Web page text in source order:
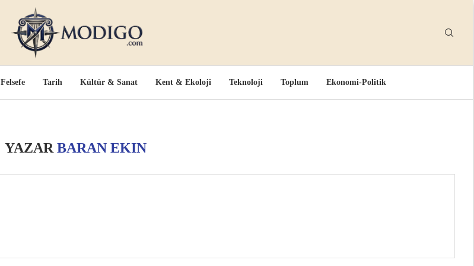
Felsefe Tarih Kültür & Sanat Kent & Ekoloji Teknoloji Toplum Ekonomi-Politik
YAZAR BARAN EKIN